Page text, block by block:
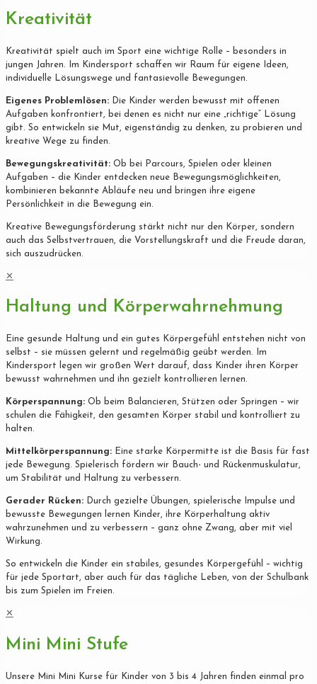
Kreativität
Kreativität spielt auch im Sport eine wichtige Rolle – besonders in
jungen Jahren. Im Kindersport schaffen wir Raum für eigene Ideen,
individuelle Lösungswege und fantasievolle Bewegungen.
Eigenes Problemlösen: Die Kinder werden bewusst mit offenen
Aufgaben konfrontiert, bei denen es nicht nur eine „richtige“ Lösung
gibt. So entwickeln sie Mut, eigenständig zu denken, zu probieren und
kreative Wege zu finden.
Bewegungskreativität: Ob bei Parcours, Spielen oder kleinen
Aufgaben – die Kinder entdecken neue Bewegungsmöglichkeiten,
kombinieren bekannte Abläufe neu und bringen ihre eigene
Persönlichkeit in die Bewegung ein.
Kreative Bewegungsförderung stärkt nicht nur den Körper, sondern
auch das Selbstvertrauen, die Vorstellungskraft und die Freude daran,
sich auszudrücken.
✕
Haltung und Körperwahrnehmung
Eine gesunde Haltung und ein gutes Körpergefühl entstehen nicht von
selbst – sie müssen gelernt und regelmäßig geübt werden. Im
Kindersport legen wir großen Wert darauf, dass Kinder ihren Körper
bewusst wahrnehmen und ihn gezielt kontrollieren lernen.
Körperspannung: Ob beim Balancieren, Stützen oder Springen – wir
schulen die Fähigkeit, den gesamten Körper stabil und kontrolliert zu
halten.
Mittelkörperspannung: Eine starke Körpermitte ist die Basis für fast
jede Bewegung. Spielerisch fördern wir Bauch- und Rückenmuskulatur,
um Stabilität und Haltung zu verbessern.
Gerader Rücken: Durch gezielte Übungen, spielerische Impulse und
bewusste Bewegungen lernen Kinder, ihre Körperhaltung aktiv
wahrzunehmen und zu verbessern – ganz ohne Zwang, aber mit viel
Wirkung.
So entwickeln die Kinder ein stabiles, gesundes Körpergefühl – wichtig
für jede Sportart, aber auch für das tägliche Leben, von der Schulbank
bis zum Spielen im Freien.
✕
Mini Mini Stufe
Unsere Mini Mini Kurse für Kinder von 3 bis 4 Jahren finden einmal pro